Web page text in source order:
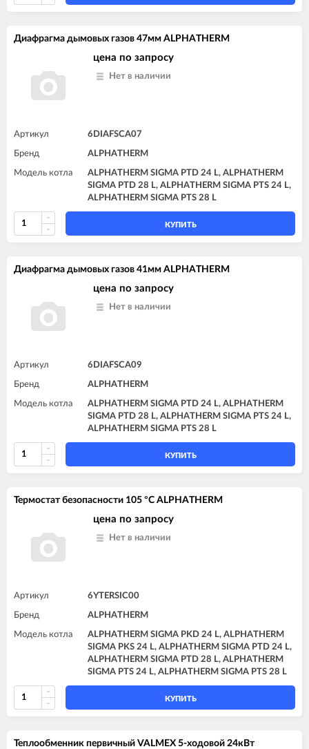
Диафрагма дымовых газов 47мм ALPHATHERM
цена по запросу
Нет в наличии
Артикул 6DIAFSCA07
Бренд ALPHATHERM
Модель котла
ALPHATHERM SIGMA PTD 24 L, ALPHATHERM
SIGMA PTD 28 L, ALPHATHERM SIGMA PTS 24 L,
ALPHATHERM SIGMA PTS 28 L
КУПИТЬ
Диафрагма дымовых газов 41мм ALPHATHERM
цена по запросу
Нет в наличии
Артикул 6DIAFSCA09
Бренд ALPHATHERM
Модель котла
ALPHATHERM SIGMA PTD 24 L, ALPHATHERM
SIGMA PTD 28 L, ALPHATHERM SIGMA PTS 24 L,
ALPHATHERM SIGMA PTS 28 L
КУПИТЬ
Термостат безопасности 105 °C ALPHATHERM
цена по запросу
Нет в наличии
Артикул 6YTERSIC00
Бренд ALPHATHERM
Модель котла
ALPHATHERM SIGMA PKD 24 L, ALPHATHERM
SIGMA PKS 24 L, ALPHATHERM SIGMA PTD 24 L,
ALPHATHERM SIGMA PTD 28 L, ALPHATHERM
SIGMA PTS 24 L, ALPHATHERM SIGMA PTS 28 L
КУПИТЬ
Теплообменник первичный VALMEX 5-ходовой 24кВт